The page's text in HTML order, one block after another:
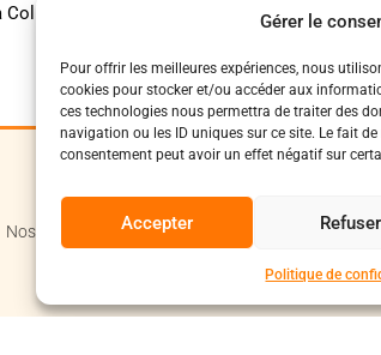
Gérer le
Pour offrir les meilleures expériences, nous
cookies pour stocker et/ou accéder aux
ces technologies nous permettra de traiter des
navigation ou les ID uniques sur ce site. Le fait
consentement peut avoir un effet négatif sur
Accepter Refuser
Politique de
Plastique Citadel et la peinture Citadel
Politiques
Politique de confidentialité
Nos conditions de vente et livraison